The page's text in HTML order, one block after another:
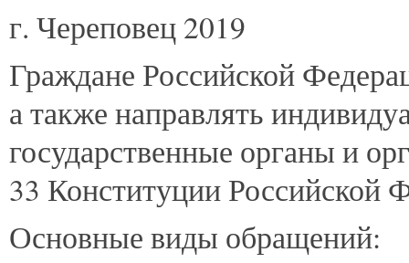
г. Череповец 2019
Граждане Российской
а также направлять
государственные органы и
33 Конституции Российской
Основные виды обращений: